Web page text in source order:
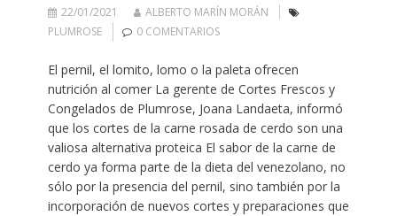
22/01/2021
ALBERTO MARÍN MORÁN
PLUMROSE
0 COMENTARIOS
El pernil, el lomito, lomo o la paleta ofrecen
nutrición al comer La gerente de Cortes Frescos y
Congelados de Plumrose, Joana Landaeta, informó
que los cortes de la carne rosada de cerdo son una
valiosa alternativa proteica El sabor de la carne de
cerdo ya forma parte de la dieta del venezolano, no
sólo por la presencia del pernil, sino también por la
incorporación de nuevos cortes y preparaciones que